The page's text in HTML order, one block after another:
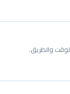
والطريق.